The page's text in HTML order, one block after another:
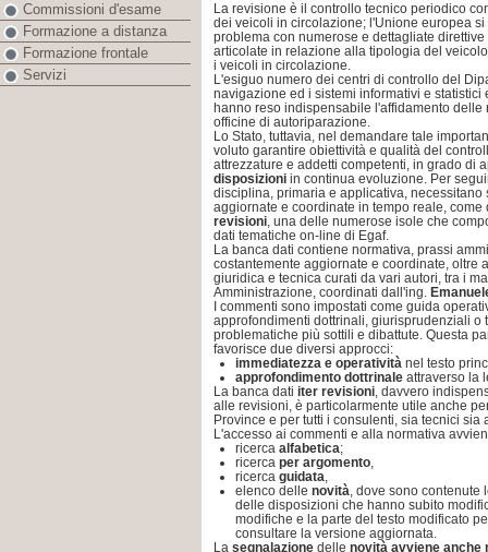
La revisione è il controllo tecnico periodico
dei veicoli in circolazione; l'Unione europea
problema con numerose e dettagliate
articolate in relazione alla tipologia del
i veicoli in circolazione.
L'esiguo numero dei centri di controllo del
navigazione ed i sistemi informativi e
hanno reso indispensabile l'affidamento
officine di autoriparazione.
Lo Stato, tuttavia, nel demandare tale
voluto garantire obiettività e qualità del
attrezzature e addetti competenti, in grado di
disposizioni in continua evoluzione. Per
disciplina, primaria e applicativa, necessitano
aggiornate e coordinate in tempo reale,
revisioni, una delle numerose isole che
dati tematiche on-line di Egaf.
La banca dati contiene normativa, prassi
costantemente aggiornate e coordinate, oltre
giuridica e tecnica curati da vari autori, tra i
Amministrazione, coordinati dall'ing.
I commenti sono impostati come guida
approfondimenti dottrinali, giurisprudenziali o
problematiche più sottili e dibattute. Questa
favorisce due diversi approcci:
immediatezza e operatività nel testo
approfondimento dottrinale attraverso la
La banca dati iter revisioni, davvero
alle revisioni, è particolarmente utile anche
Province e per tutti i consulenti, sia tecnici sia
L'accesso ai commenti e alla normativa
ricerca alfabetica;
ricerca per argomento,
ricerca guidata,
elenco delle novità, dove sono contenute
delle disposizioni che hanno subito
modifiche e la parte del testo modificato
consultare la versione aggiornata.
La segnalazione delle novità avviene anche
Commissioni d'esame
Formazione a distanza
Formazione frontale
Servizi